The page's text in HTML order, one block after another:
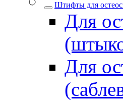
Штифты для
Для
Для